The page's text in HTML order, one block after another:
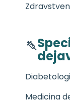
Medicina